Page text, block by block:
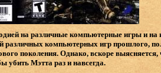
на различные компьютерные игры и
компьютерных игр прошлого,
поколения. Однако, вскоре
убить Мэтта раз и навсегда.